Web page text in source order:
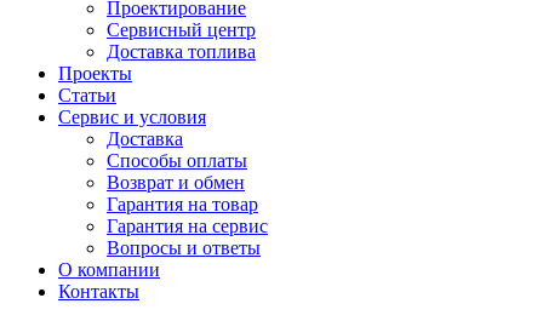
Проектирование
Сервисный центр
Доставка топлива
Проекты
Статьи
Сервис и условия
Доставка
Способы оплаты
Возврат и обмен
Гарантия на товар
Гарантия на сервис
Вопросы и ответы
О компании
Контакты